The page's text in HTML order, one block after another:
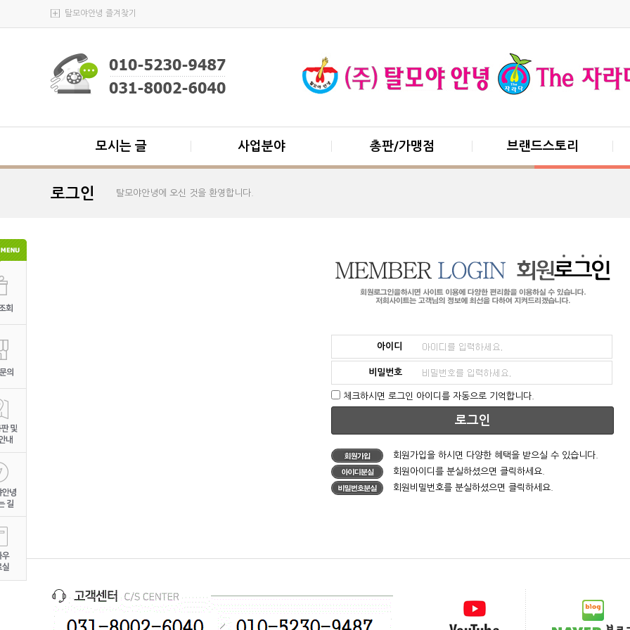
탈모야안녕 즐겨찾기
모시는 글 사업분야 총판/가맹점 브랜드스토리
로그인 탈모야안녕에 오신 것을 환영합니다.
아이디
비밀번호
체크하시면 로그인 아이디를 자동으로 기억합니다.
로그인
회원가입을 하시면 다양한 혜택을 받으실 수 있습니다.
회원아이디를 분실하셨으면 클릭하세요.
회원비밀번호를 분실하셨으면 클릭하세요.